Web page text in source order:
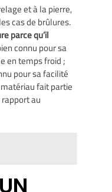
et à la pierre,
cas de brûlures.
parce qu’il
connu pour sa
en temps froid ;
pour sa facilité
fait partie
au